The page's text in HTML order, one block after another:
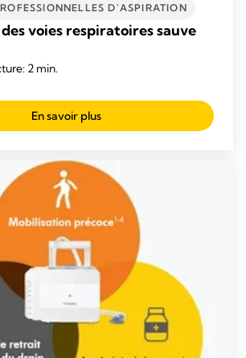
D'ASPIRATION
voies respiratoires sauve
2 min.
En savoir plus